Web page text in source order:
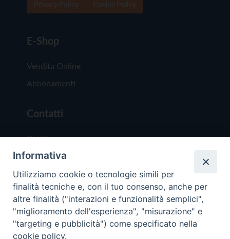
E-Shop
Vendita Online
Abbonamenti
Contatti
Chi Siamo
Redazione
Scrivici
Informativa
Utilizziamo cookie o tecnologie simili per
finalità tecniche e, con il tuo consenso, anche per
altre finalità ("interazioni e funzionalità semplici",
"miglioramento dell'esperienza", "misurazione" e
"targeting e pubblicità") come specificato nella
cookie policy.